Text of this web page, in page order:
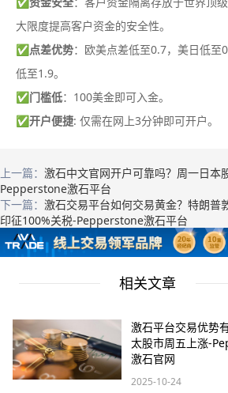
大限度提高客户资金的安全性。
✅点差优势：欧美点差低至0.7，美日低至
低至1.9。
✅门槛低：100美金即可入金。
✅开户便捷: 仅需在网上3分钟即可开户。
上一篇： 激石中文官网开户可靠吗？周一日本
Pepperstone激石平台
下一篇： 激石交易平台如何交易黄金？特朗普
印征100%关税-Pepperstone激石平台
相关文章
激石平台交易优势
太股市周五上涨-
激石官网
2025-10-24